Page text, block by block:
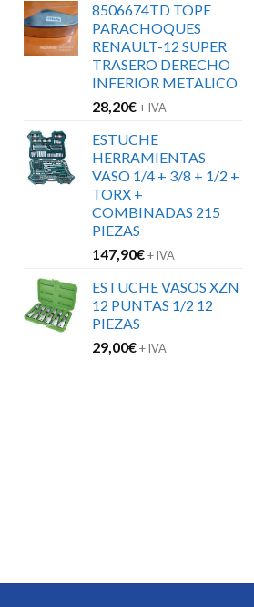
8506674TD TOPE
PARACHOQUES
RENAULT-12 SUPER
TRASERO DERECHO
INFERIOR METALICO
28,20€+ IVA
ESTUCHE
HERRAMIENTAS
VASO 1/4 + 3/8 + 1/2 +
TORX +
COMBINADAS 215
PIEZAS
147,90€+ IVA
ESTUCHE VASOS XZN
12 PUNTAS 1/2 12
PIEZAS
29,00€+ IVA